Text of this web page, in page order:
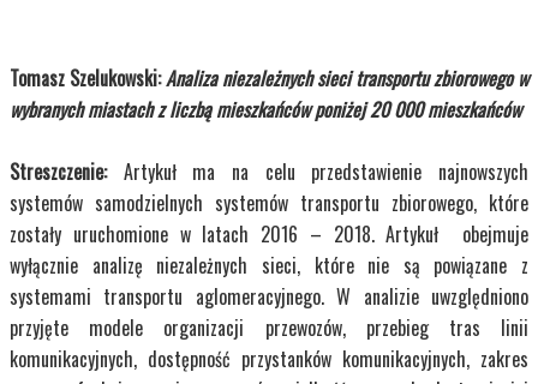
Tomasz Szelukowski:Analiza niezależnych sieci transportu zbiorowego w
wybranych miastach z liczbą mieszkańców poniżej 20 000 mieszkańców
Streszczenie: Artykuł ma na celu przedstawienie najnowszych
systemów samodzielnych systemów transportu zbiorowego, które
zostały uruchomione w latach 2016 – 2018. Artykuł obejmuje
wyłącznie analizę niezależnych sieci, które nie są powiązane z
systemami transportu aglomeracyjnego. W analizie uwzględniono
przyjęte modele organizacji przewozów, przebieg tras linii
komunikacyjnych, dostępność przystanków komunikacyjnych, zakres